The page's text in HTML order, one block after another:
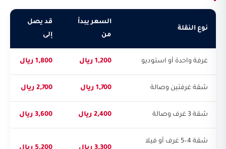
نوع النقلة
السعر يبدأ
من
قد يصل
إلى
غرفة واحدة أو استوديو 1,200 ريال 1,800 ريال
شقة غرفتين وصالة 1,700 ريال 2,700 ريال
شقة 3 غرف وصالة 2,400 ريال 3,600 ريال
شقة 4–5 غرف أو فيلا